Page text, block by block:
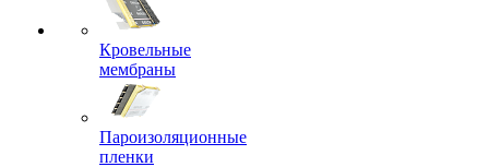
Кровельные
мембраны
Пароизоляционные
пленки